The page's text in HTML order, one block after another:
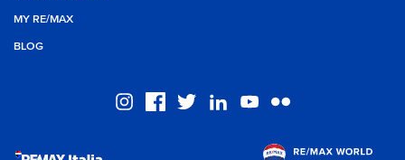
MY RE/MAX
BLOG